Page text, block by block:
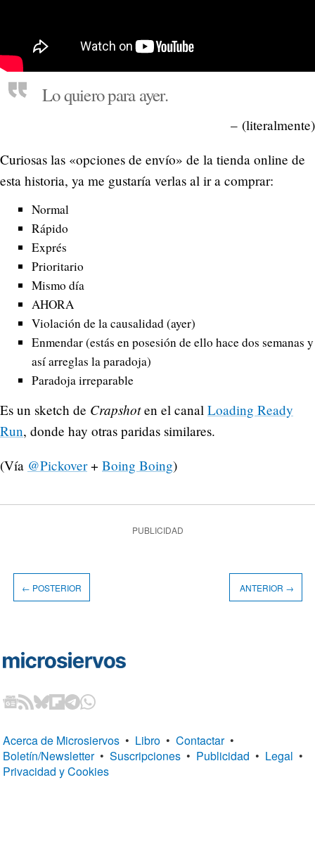
Lo quiero para ayer.
– (literalmente)
Curiosas las «opciones de envío» de la tienda online de
esta historia, ya me gustaría verlas al ir a comprar:
Normal
Rápido
Exprés
Prioritario
Mismo día
AHORA
Violación de la causalidad (ayer)
Enmendar (estás en posesión de ello hace dos semanas y
así arreglas la paradoja)
Paradoja irreparable
Es un sketch de Crapshoten el canal Loading Ready
Run, donde hay otras paridas similares.
(Vía @Pickover+ Boing Boing)
PUBLICIDAD
← POSTERIOR ANTERIOR →
Acerca de Microsiervos • Libro • Contactar •
Boletín/Newsletter • Suscripciones • Publicidad • Legal •
Privacidad y Cookies